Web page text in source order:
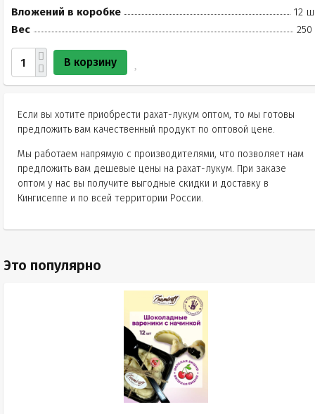
Вложений в коробке
12
Вес
250
В корзину
Если вы хотите приобрести рахат-лукум оптом, то мы готовы
предложить вам качественный продукт по оптовой цене.
Мы работаем напрямую с производителями, что позволяет нам
предложить вам дешевые цены на рахат-лукум. При заказе
оптом у нас вы получите выгодные скидки и доставку в
Кингисеппе и по всей территории России.
Это популярно